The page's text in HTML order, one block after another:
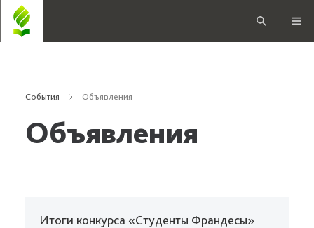
События Объявления
Объявления
Итоги конкурса «Студенты Франдесы»